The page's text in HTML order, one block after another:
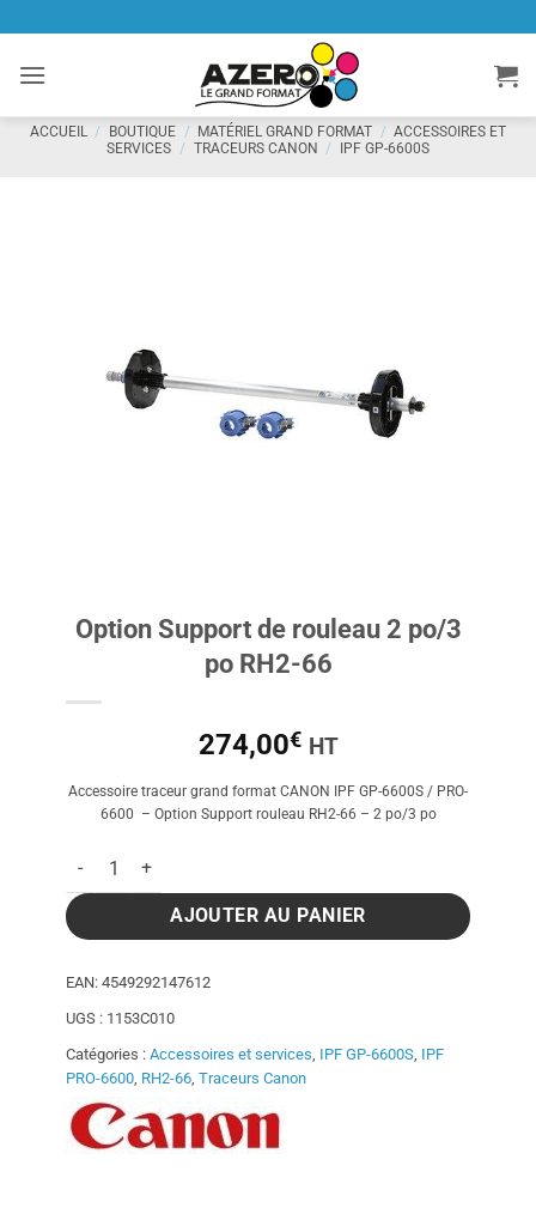
contenu
ACCUEIL / BOUTIQUE / MATÉRIEL GRAND FORMAT / ACCESSOIRES ET
SERVICES / TRACEURS CANON / IPF GP-6600S
Option Support de rouleau 2 po/3
po RH2-66
274,00€ HT
Accessoire traceur grand format CANON IPF GP-6600S / PRO-
6600 – Option Support rouleau RH2-66 – 2 po/3 po
quantité de Option Support de rouleau 2 po/3 po RH2-66
AJOUTER AU PANIER
EAN: 4549292147612
UGS : 1153C010
Catégories : Accessoires et services IPF GP-6600S IPF
PRO-6600 RH2-66 Traceurs Canon